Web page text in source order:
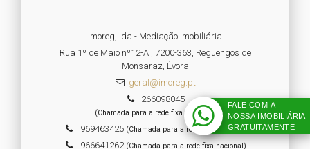
Imoreg, lda - Mediação Imobiliária
Rua 1º de Maio nº12-A , 7200-363, Reguengos de
Monsaraz, Évora
geral@imoreg.pt
266098045
(Chamada para a rede fixa nacional)
969463425(Chamada para a rede fixa nacional)
966641262(Chamada para a rede fixa nacional)
FALE COM A
NOSSA IMOBILIÁRIA
GRATUITAMENTE